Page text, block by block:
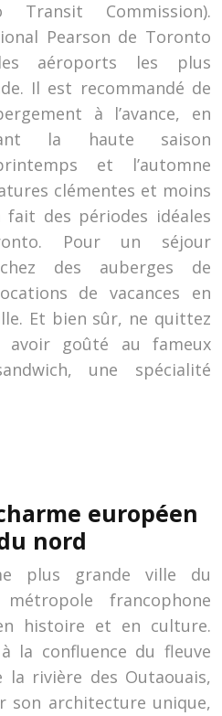
Commission).
Pearson de Toronto
aéroports les plus
Il est recommandé de
à l’avance, en
la haute saison
et l’automne
clémentes et moins
des périodes idéales
Pour un séjour
des auberges de
de vacances en
Et bien sûr, ne quittez
avoir goûté au fameux
une spécialité
européen
nord
plus grande ville du
francophone
histoire et en culture.
la confluence du fleuve
la rivière des Outaouais,
son architecture unique,